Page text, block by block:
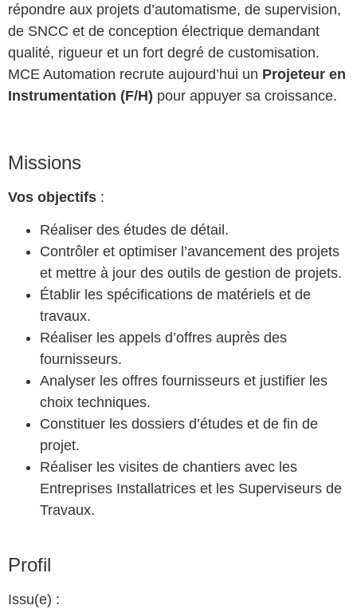
répondre aux projets d’automatisme, de supervision,
de SNCC et de conception électrique demandant
qualité, rigueur et un fort degré de customisation.
MCE Automation recrute aujourd’hui un Projeteur en
Instrumentation (F/H) pour appuyer sa croissance.
Missions
Vos objectifs :
Réaliser des études de détail.
Contrôler et optimiser l’avancement des projets
et mettre à jour des outils de gestion de projets.
Établir les spécifications de matériels et de
travaux.
Réaliser les appels d’offres auprès des
fournisseurs.
Analyser les offres fournisseurs et justifier les
choix techniques.
Constituer les dossiers d’études et de fin de
projet.
Réaliser les visites de chantiers avec les
Entreprises Installatrices et les Superviseurs de
Travaux.
Profil
Issu(e) :